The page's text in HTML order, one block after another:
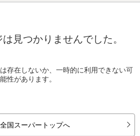
見つかりませんでした。
存在しないか、一時的に利用できない可
能性があります。
国スーパートップへ